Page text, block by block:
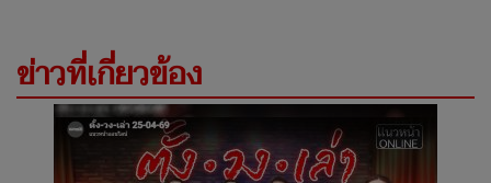
ข่าวที่เกี่ยวข้อง